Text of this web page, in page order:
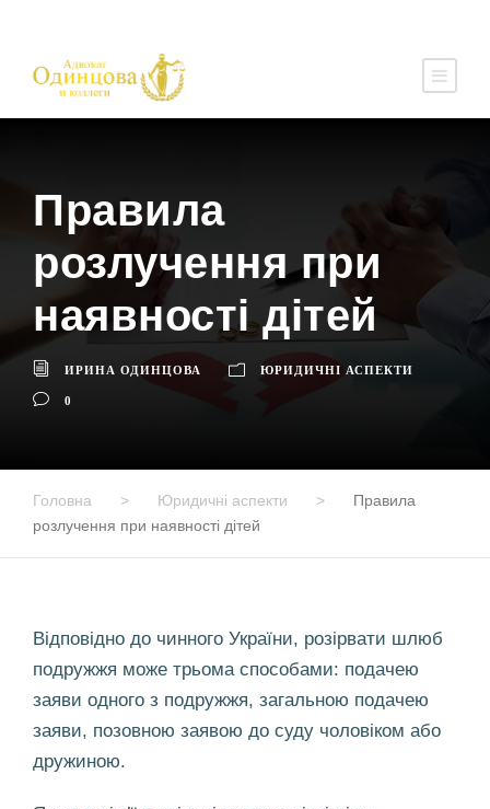
Правила
розлучення при
наявності дітей
ИРИНА ОДИНЦОВА ЮРИДИЧНІ АСПЕКТИ
0
Головна > Юридичні аспекти >
Правила
розлучення при наявності дітей
Відповідно до чинного України, розірвати шлюб
подружжя може трьома способами: подачею
заяви одного з подружжя, загальною подачею
заяви, позовною заявою до суду чоловіком або
дружиною.